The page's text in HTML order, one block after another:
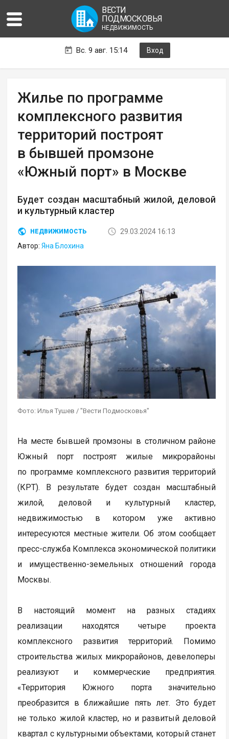
ВЕСТИ
ПОДМОСКОВЬЯ
НЕДВИЖИМОСТЬ
Вс. 9 авг. 15:14 Вход
Жилье по программе
комплексного развития
территорий построят
в бывшей промзоне
«Южный порт» в Москве
Будет создан масштабный жилой, деловой
и культурный кластер
НЕДВИЖИМОСТЬ
29.03.2024 16:13
Автор:Яна Блохина
Фото: Илья Тушев / "Вести Подмосковья"
На месте бывшей промзоны в столичном районе
Южный порт построят жилые микрорайоны
по программе комплексного развития территорий
(КРТ). В результате будет создан масштабный
жилой, деловой и культурный кластер,
недвижимостью в котором уже активно
интересуются местные жители. Об этом сообщает
пресс-служба Комплекса экономической политики
и имущественно-земельных отношений города
Москвы.
В настоящий момент на разных стадиях
реализации находятся четыре проекта
комплексного развития территорий. Помимо
строительства жилых микрорайонов, девелоперы
реализуют и коммерческие предприятия.
«Территория Южного порта значительно
преобразится в ближайшие пять лет. Это будет
не только жилой кластер, но и развитый деловой
квартал с культурными объектами, который станет